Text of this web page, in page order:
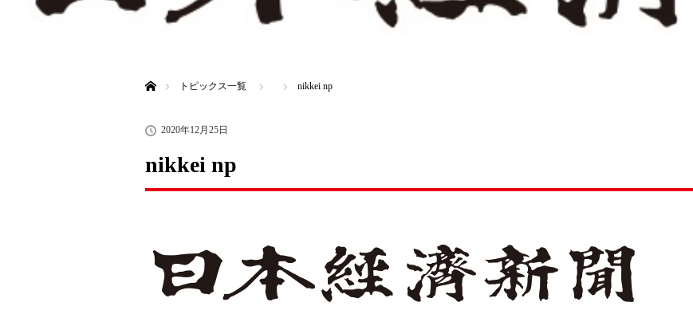
トピックス一覧
nikkei np
2020年12月25日
nikkei np